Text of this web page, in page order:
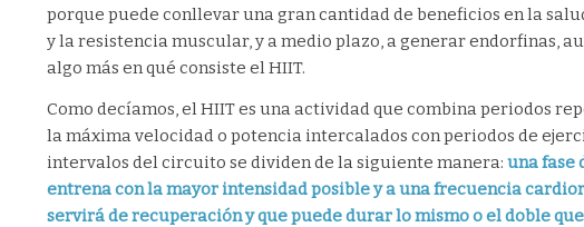
porque puede conllevar una gran cantidad de beneficios en la
y la resistencia muscular, y a medio plazo, a generar endorfinas,
algo más en qué consiste el HIIT.
Como decíamos, el HIIT es una actividad que combina periodos
la máxima velocidad o potencia intercalados con periodos de
intervalos del circuito se dividen de la siguiente manera: una fase
entrena con la mayor intensidad posible y a una frecuencia
servirá de recuperación y que puede durar lo mismo o el doble